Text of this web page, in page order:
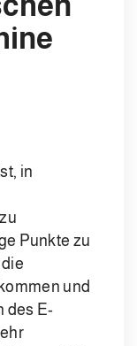
in
Punkte zu
und
des E-